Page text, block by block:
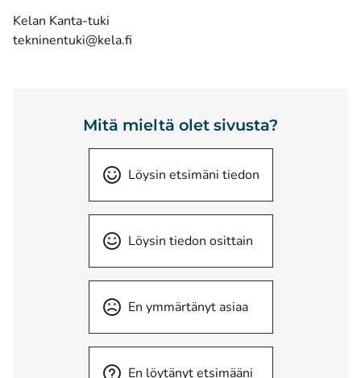
Kelan Kanta-tuki
tekninentuki@kela.fi
Mitä mieltä olet sivusta?
Löysin etsimäni tiedon
Löysin tiedon osittain
En ymmärtänyt asiaa
En löytänyt etsimääni